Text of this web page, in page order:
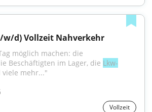
w/d) Vollzeit Nahverkehr
möglich machen: die
Beschäftigten im Lager, die Lkw-
mehr..."
Vollzeit